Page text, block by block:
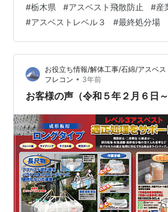
しないときは、除去する特定建築材料
潤化する。 この場合において、除去
石綿含有けい酸カルシウム板第１種
特定建築材料の薬液等による湿潤化
築材料の除去を行う部分の周辺を事
た、当該特定建築材料の除去後、作
#栃木県 #アスベスト飛散防止 #産
#アスベストレベル３ #最終処分場
お役立ち情報/解体工事/石綿/アスベ
フレコン • 3年前
お客様の声（令和５年２月６日